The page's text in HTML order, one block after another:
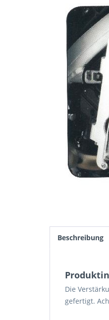
Beschreibung
Die
gefertigt.